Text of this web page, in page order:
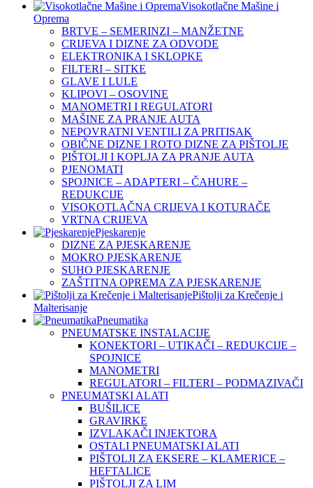
Visokotlačne Mašine i
Oprema
BRTVE – SEMERINZI – MANŽETNE
CRIJEVA I DIZNE ZA ODVODE
ELEKTRONIKA I SKLOPKE
FILTERI – SITKE
GLAVE I LULE
KLIPOVI – OSOVINE
MANOMETRI I REGULATORI
MAŠINE ZA PRANJE AUTA
NEPOVRATNI VENTILI ZA PRITISAK
OBIČNE DIZNE I ROTO DIZNE ZA PIŠTOLJE
PIŠTOLJI I KOPLJA ZA PRANJE AUTA
PJENOMATI
SPOJNICE – ADAPTERI – ČAHURE –
REDUKCIJE
VISOKOTLAČNA CRIJEVA I KOTURAČE
VRTNA CRIJEVA
Pjeskarenje
DIZNE ZA PJESKARENJE
MOKRO PJESKARENJE
SUHO PJESKARENJE
ZAŠTITNA OPREMA ZA PJESKARENJE
Pištolji za Krečenje i
Malterisanje
Pneumatika
PNEUMATSKE INSTALACIJE
KONEKTORI – UTIKAČI – REDUKCIJE –
SPOJNICE
MANOMETRI
REGULATORI – FILTERI – PODMAZIVAČI
PNEUMATSKI ALATI
BUŠILICE
GRAVIRKE
IZVLAKAČI INJEKTORA
OSTALI PNEUMATSKI ALATI
PIŠTOLJI ZA EKSERE – KLAMERICE –
HEFTALICE
PIŠTOLJI ZA LIM